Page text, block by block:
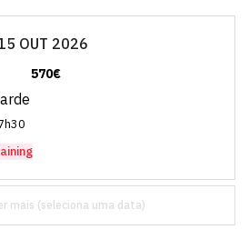
OUT 2026
570€
mais